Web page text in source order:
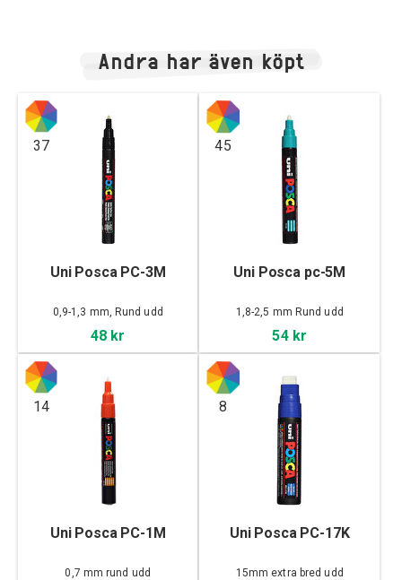
Andra har även köpt
37
Uni Posca PC-3M
0,9-1,3 mm, Rund udd
48 kr
45
Uni Posca pc-5M
1,8-2,5 mm Rund udd
54 kr
14
Uni Posca PC-1M
0,7 mm rund udd
8
Uni Posca PC-17K
15mm extra bred udd